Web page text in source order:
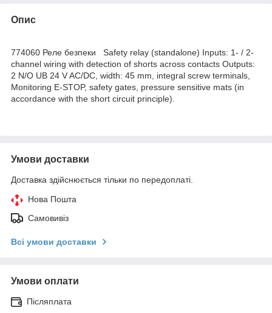
Опис
774060 Реле безпеки Safety relay (standalone) Inputs: 1- / 2-
channel wiring with detection of shorts across contacts Outputs:
2 N/O UB 24 V AC/DC, width: 45 mm, integral screw terminals,
Monitoring E-STOP, safety gates, pressure sensitive mats (in
accordance with the short circuit principle).
Умови доставки
Доставка здійснюється тільки по передоплаті.
Нова Пошта
Самовивіз
Всі умови доставки
Умови оплати
Післяплата